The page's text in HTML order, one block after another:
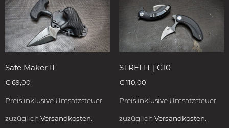
Safe Maker II
€ 69,00
Preis inklusive Umsatzsteuer
zuzüglich Versandkosten.
STRELIT | G10
€110,00
Preis inklusive Umsatzsteuer
zuzüglich Versandkosten.